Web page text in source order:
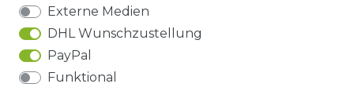
Impressum Daten­schutz­erklärung
Externe Medien
DHL Wunschzustellung
PayPal
Funktional